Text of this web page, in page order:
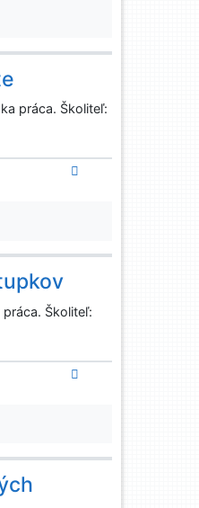
práca. Školiteľ:
Školiteľ: